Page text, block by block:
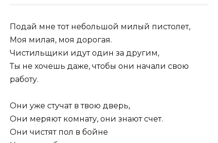
Подай мне тот небольшой милый пистолет,
Моя милая, моя дорогая.
Чистильщики идут один за другим,
Ты не хочешь даже, чтобы они начали свою
работу.
Они уже стучат в твою дверь,
Они меряют комнату, они знают счет.
Они чистят пол в бойне